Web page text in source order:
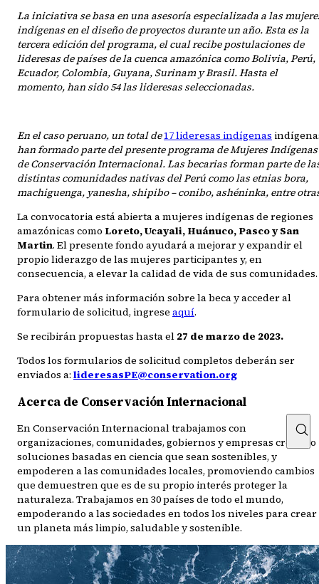
La iniciativa se basa en una asesoría especializada a las
indígenas en el diseño de proyectos durante un año. Esta es la
tercera edición del programa, el cual recibe postulaciones de
lideresas de países de la cuenca amazónica como Bolivia, Perú,
Ecuador, Colombia, Guyana, Surinam y Brasil. Hasta el
momento, han sido 54 las lideresas seleccionadas.
En el caso peruano, un total de17 lideresas indígenas
han formado parte del presente programa de Mujeres Indígenas
de Conservación Internacional. Las becarias forman parte de
distintas comunidades nativas del Perú como las etnias bora,
machiguenga, yanesha, shipibo – conibo, ashéninka, entre
La convocatoria está abierta a mujeres indígenas de regiones
amazónicas como Loreto, Ucayali, Huánuco, Pasco y San
Martin. El presente fondo ayudará a mejorar y expandir el
propio liderazgo de las mujeres participantes y, en
consecuencia, a elevar la calidad de vida de sus comunidades.
Para obtener más información sobre la beca y acceder al
formulario de solicitud, ingrese aquí.
Se recibirán propuestas hasta el 27 de marzo de 2023.
Todos los formularios de solicitud completos deberán ser
enviados a: lideresasPE@conservation.org
Acerca de Conservación Internacional
En Conservación Internacional trabajamos con
organizaciones, comunidades, gobiernos y empresas creando
soluciones basadas en ciencia que sean sostenibles, y
empoderen a las comunidades locales, promoviendo cambios
que demuestren que es de su propio interés proteger la
naturaleza. Trabajamos en 30 países de todo el mundo,
empoderando a las sociedades en todos los niveles para crear
un planeta más limpio, saludable y sostenible.